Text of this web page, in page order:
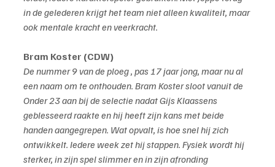
in de gelederen krijgt het team niet alleen kwaliteit, maar
ook mentale kracht en veerkracht.
Bram Koster (CDW)
De nummer 9 van de ploeg , pas 17 jaar jong, maar nu al
een naam om te onthouden. Bram Koster sloot vanuit de
Onder 23 aan bij de selectie nadat Gijs Klaassens
geblesseerd raakte en hij heeft zijn kans met beide
handen aangegrepen. Wat opvalt, is hoe snel hij zich
ontwikkelt. Iedere week zet hij stappen. Fysiek wordt hij
sterker, in zijn spel slimmer en in zijn afronding